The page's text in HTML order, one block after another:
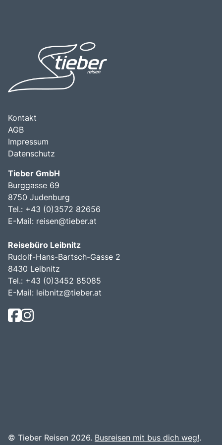
Kontakt
AGB
Impressum
Datenschutz
Tieber GmbH
Burggasse 69
8750 Judenburg
Tel.: +43 (0)3572 82656
E-Mail: reisen@tieber.at
Reisebüro Leibnitz
Rudolf-Hans-Bartsch-Gasse 2
8430 Leibnitz
Tel.: +43 (0)3452 85085
E-Mail: leibnitz@tieber.at
© Tieber Reisen 2026. Busreisen mit bus dich weg!.